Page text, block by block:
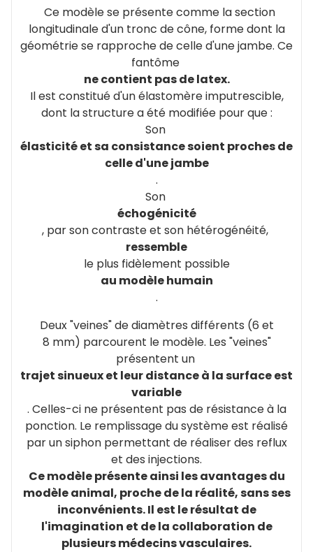
Ce modèle se présente comme la section
longitudinale d'un tronc de cône, forme dont la
géométrie se rapproche de celle d'une jambe. Ce
fantôme
ne contient pas de latex.
Il est constitué d'un élastomère imputrescible,
dont la structure a été modifiée pour que :
Son
élasticité et sa consistance soient proches de
celle d'une jambe
.
Son
échogénicité
, par son contraste et son hétérogénéité,
ressemble
le plus fidèlement possible
au modèle humain
.
Deux "veines" de diamètres différents (6 et
8 mm) parcourent le modèle. Les "veines"
présentent un
trajet sinueux et leur distance à la surface est
variable
. Celles-ci ne présentent pas de résistance à la
ponction. Le remplissage du système est réalisé
par un siphon permettant de réaliser des reflux
et des injections.
Ce modèle présente ainsi les avantages du
modèle animal, proche de la réalité, sans ses
inconvénients. Il est le résultat de
l'imagination et de la collaboration de
plusieurs médecins vasculaires.